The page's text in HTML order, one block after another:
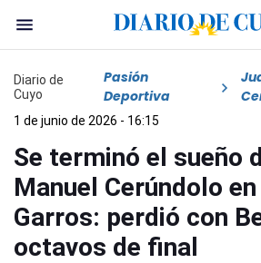
Diario de
Cuyo
Pasión
Deportiva
1 de junio de 2026 - 16:15
Se terminó el sueño
Manuel Cerúndolo
Garros: perdió con
octavos de final